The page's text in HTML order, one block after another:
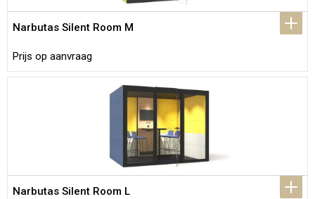
Narbutas Silent Room M
Prijs op aanvraag
Narbutas Silent Room L